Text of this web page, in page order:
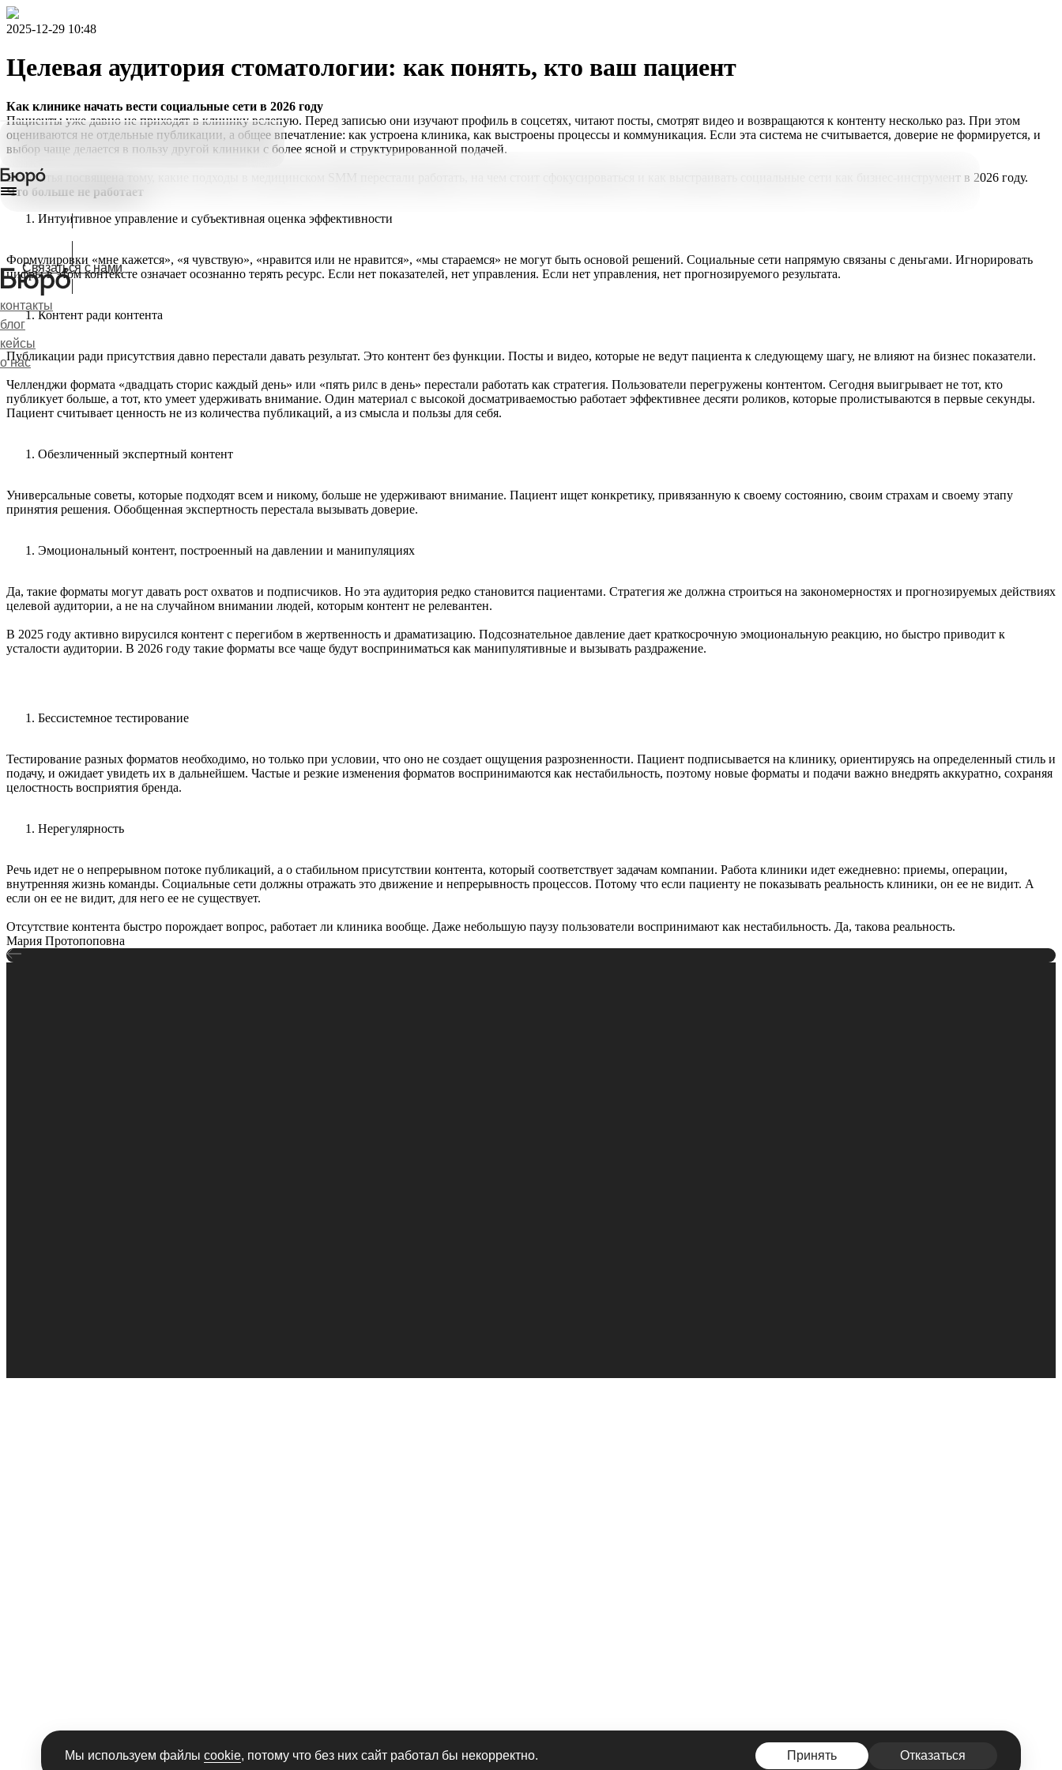
Презентация
Связаться с нами
контакты
блог
кейсы
о нас
2025-12-29 10:48
Целевая аудитория стоматологии: как понять, кто ваш пациент
Как клинике начать вести социальные сети в 2026 году
Пациенты уже давно не приходят в клинику вслепую. Перед записью они изучают профиль в соцсетях, читают посты, смотрят видео и возвращаются к контенту несколько раз. При этом
оцениваются не отдельные публикации, а общее впечатление: как устроена клиника, как выстроены процессы и коммуникация. Если эта система не считывается, доверие не формируется, и
выбор чаще делается в пользу другой клиники с более ясной и структурированной подачей.
Эта статья посвящена тому, какие подходы в медицинском SMM перестали работать, на чем стоит сфокусироваться и как выстраивать социальные сети как бизнес-инструмент в 2026 году.
Что больше не работает
Интуитивное управление и субъективная оценка эффективности
Формулировки «мне кажется», «я чувствую», «нравится или не нравится», «мы стараемся» не могут быть основой решений. Социальные сети напрямую связаны с деньгами. Игнорировать
цифры в этом контексте означает осознанно терять ресурс. Если нет показателей, нет управления. Если нет управления, нет прогнозируемого результата.
Контент ради контента
Публикации ради присутствия давно перестали давать результат. Это контент без функции. Посты и видео, которые не ведут пациента к следующему шагу, не влияют на бизнес показатели.
Челленджи формата «двадцать сторис каждый день» или «пять рилс в день» перестали работать как стратегия. Пользователи перегружены контентом. Сегодня выигрывает не тот, кто
публикует больше, а тот, кто умеет удерживать внимание. Один материал с высокой досматриваемостью работает эффективнее десяти роликов, которые пролистываются в первые секунды.
Пациент считывает ценность не из количества публикаций, а из смысла и пользы для себя.
Обезличенный экспертный контент
Универсальные советы, которые подходят всем и никому, больше не удерживают внимание. Пациент ищет конкретику, привязанную к своему состоянию, своим страхам и своему этапу
принятия решения. Обобщенная экспертность перестала вызывать доверие.
Эмоциональный контент, построенный на давлении и манипуляциях
Да, такие форматы могут давать рост охватов и подписчиков. Но эта аудитория редко становится пациентами. Стратегия же должна строиться на закономерностях и прогнозируемых действиях
целевой аудитории, а не на случайном внимании людей, которым контент не релевантен.
В 2025 году активно вирусился контент с перегибом в жертвенность и драматизацию. Подсознательное давление дает краткосрочную эмоциональную реакцию, но быстро приводит к
усталости аудитории. В 2026 году такие форматы все чаще будут восприниматься как манипулятивные и вызывать раздражение.
Бессистемное тестирование
Тестирование разных форматов необходимо, но только при условии, что оно не создает ощущения разрозненности. Пациент подписывается на клинику, ориентируясь на определенный стиль и
подачу, и ожидает увидеть их в дальнейшем. Частые и резкие изменения форматов воспринимаются как нестабильность, поэтому новые форматы и подачи важно внедрять аккуратно, сохраняя
целостность восприятия бренда.
Нерегулярность
Речь идет не о непрерывном потоке публикаций, а о стабильном присутствии контента, который соответствует задачам компании. Работа клиники идет ежедневно: приемы, операции,
внутренняя жизнь команды. Социальные сети должны отражать это движение и непрерывность процессов. Потому что если пациенту не показывать реальность клиники, он ее не видит. А
если он ее не видит, для него ее не существует.
Отсутствие контента быстро порождает вопрос, работает ли клиника вообще. Даже небольшую паузу пользователи воспринимают как нестабильность. Да, такова реальность.
Мария Протопоповна
Мы используем файлы cookie, потому что без них сайт работал бы некорректно. Принять Отказаться